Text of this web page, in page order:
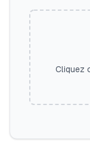
Cliquez